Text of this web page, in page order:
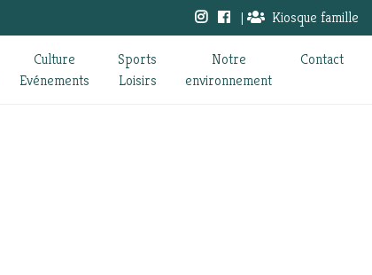
| Kiosque famille
Culture
Evénements
Sports
Loisirs
Notre
environnement
Contact